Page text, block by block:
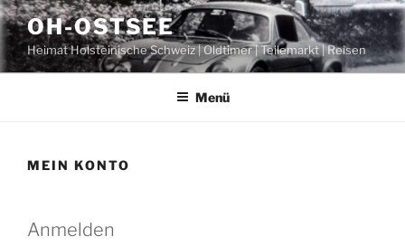
Zum
Inhalt
springen
OH-OSTSEE
Heimat Holsteinische Schweiz | Oldtimer | Teilemarkt | Reisen
Menü
MEIN KONTO
Anmelden